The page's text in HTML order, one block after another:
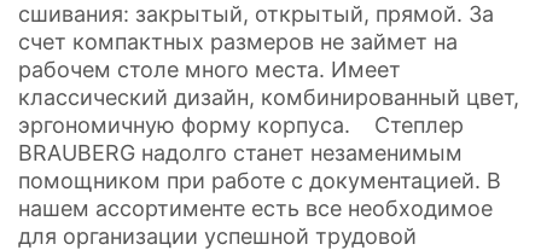
сшивания: закрытый, открытый, прямой. За
счет компактных размеров не займет на
рабочем столе много места. Имеет
классический дизайн, комбинированный цвет,
эргономичную форму корпуса. Степлер
BRAUBERG надолго станет незаменимым
помощником при работе с документацией. В
нашем ассортименте есть все необходимое
для организации успешной трудовой